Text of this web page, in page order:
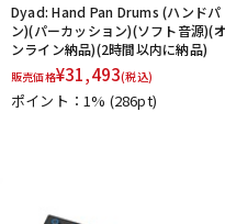
Dyad: Hand Pan Drums (ハンドパ
ン)(パーカッション)(ソフト音源)(オ
ンライン納品)(2時間以内に納品)
販売価格¥31,493(税込)
ポイント：1% (286pt)